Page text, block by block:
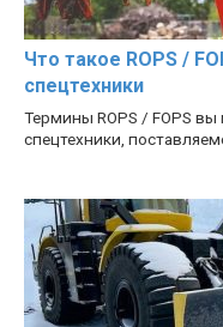
Что такое ROPS /
спецтехники
Термины ROPS / FOPS
спецтехники,